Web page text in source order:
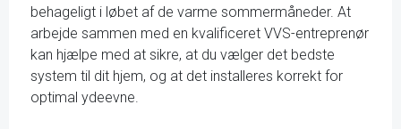
behageligt i løbet af de varme sommermåneder. At
arbejde sammen med en kvalificeret VVS-entreprenør
kan hjælpe med at sikre, at du vælger det bedste
system til dit hjem, og at det installeres korrekt for
optimal ydeevne.